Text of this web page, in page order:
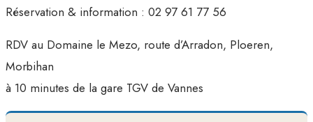
Réservation & information : 02 97 61 77 56
RDV au Domaine le Mezo, route d’Arradon, Ploeren,
Morbihan
à 10 minutes de la gare TGV de Vannes